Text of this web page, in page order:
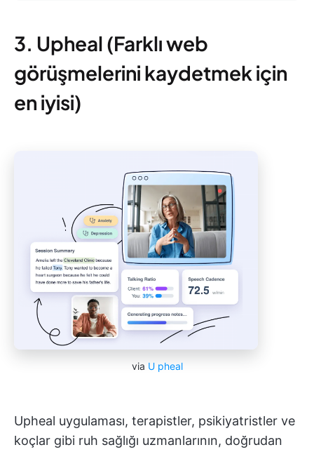
3. Upheal (Farklı web
görüşmelerini kaydetmek için
en iyisi)
via U pheal
Upheal uygulaması, terapistler, psikiyatristler ve
koçlar gibi ruh sağlığı uzmanlarının, doğrudan